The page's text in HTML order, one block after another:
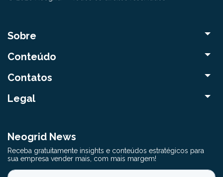
Sobre
Conteúdo
Contatos
Legal
Neogrid News